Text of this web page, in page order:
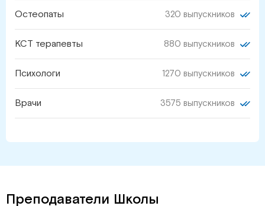
Остеопаты 320 выпускников
КСТ терапевты 880 выпускников
Психологи 1270 выпускников
Врачи 3575 выпускников
Преподаватели Школы